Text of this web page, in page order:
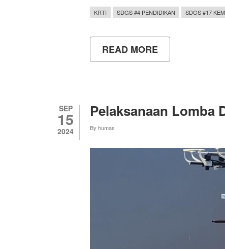
KRTI SDGS #4 PENDIDIKAN SDGS #17
READ MORE
TIM
DIVISI
2024
SEP
15
2024
Pelaksanaan Lomba
By humas